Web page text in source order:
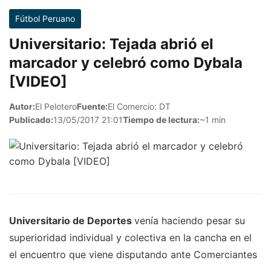
Fútbol Peruano
Universitario: Tejada abrió el
marcador y celebró como Dybala
[VIDEO]
Autor:El PeloteroFuente:El Comercio: DT
Publicado:13/05/2017 21:01Tiempo de lectura:~1 min
Universitario de Deportes venía haciendo pesar su
superioridad individual y colectiva en la cancha en el
el encuentro que viene disputando ante Comerciantes